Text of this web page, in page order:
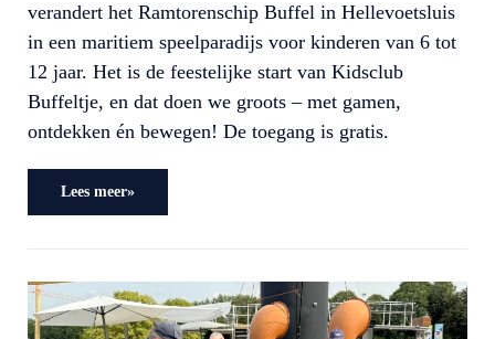
verandert het Ramtorenschip Buffel in Hellevoetsluis
in een maritiem speelparadijs voor kinderen van 6 tot
12 jaar. Het is de feestelijke start van Kidsclub
Buffeltje, en dat doen we groots – met gamen,
ontdekken én bewegen! De toegang is gratis.
Lees meer»